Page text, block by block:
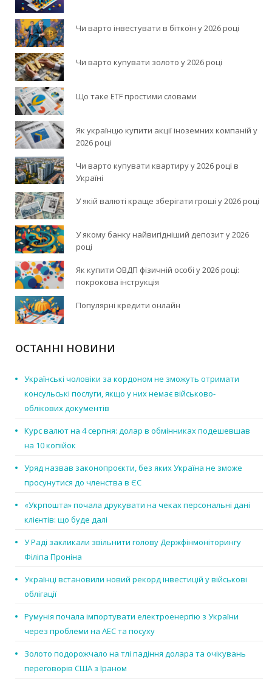
Чи варто інвестувати в біткоїн у 2026 році
Чи варто купувати золото у 2026 році
Що таке ETF простими словами
Як українцю купити акції іноземних компаній у
2026 році
Чи варто купувати квартиру у 2026 році в
Україні
У якій валюті краще зберігати гроші у 2026 році
У якому банку найвигідніший депозит у 2026
році
Як купити ОВДП фізичній особі у 2026 році:
покрокова інструкція
Популярні кредити онлайн
ОСТАННІ НОВИНИ
Українські чоловіки за кордоном не зможуть отримати
консульські послуги, якщо у них немає військово-
облікових документів
Курс валют на 4 серпня: долар в обмінниках подешевшав
на 10 копійок
Уряд назвав законопроєкти, без яких Україна не зможе
просунутися до членства в ЄС
«Укрпошта» почала друкувати на чеках персональні дані
клієнтів: що буде далі
У Раді закликали звільнити голову Держфінмоніторингу
Філіпа Проніна
Українці встановили новий рекорд інвестицій у військові
облігації
Румунія почала імпортувати електроенергію з України
через проблеми на АЕС та посуху
Золото подорожчало на тлі падіння долара та очікувань
переговорів США з Іраном